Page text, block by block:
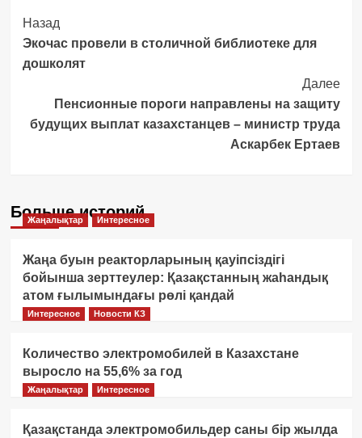
Post
Navigation
Назад
Экочас провели в столичной библиотеке для
дошколят
Далее
Пенсионные пороги направлены на защиту
будущих выплат казахстанцев – министр труда
Аскарбек Ертаев
Больше историй
Жаңалықтар Интересное
Жаңа буын реакторларының қауіпсіздігі
бойынша зерттеулер: Қазақстанның жаһандық
атом ғылымындағы рөлі қандай
Интересное Новости КЗ
Количество электромобилей в Казахстане
выросло на 55,6% за год
Жаңалықтар Интересное
Қазақстанда электромобильдер саны бір жылда